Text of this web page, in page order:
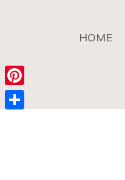
HOME
Pinterest